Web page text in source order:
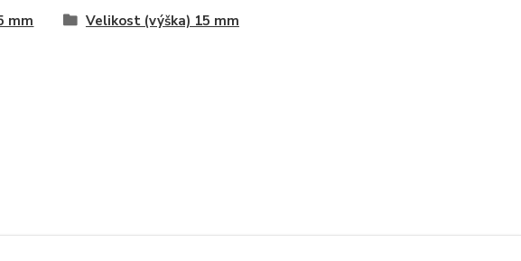
mm Velikost (výška) 15 mm